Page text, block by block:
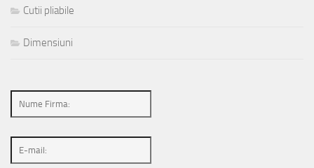
Cutii pliabile
Dimensiuni